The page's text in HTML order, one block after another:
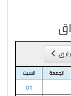
الجمعة السبت
01